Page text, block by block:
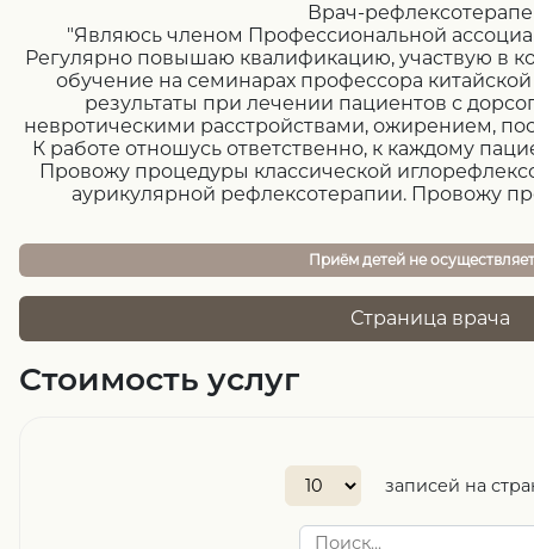
Врач-
"Являюсь членом Профессиональной
Регулярно повышаю квалификацию, участвую в
обучение на семинарах профессора
результаты при лечении пациентов с
невротическими расстройствами, ожирением,
К работе отношусь ответственно, к каждому
Провожу процедуры классической
аурикулярной рефлексотерапии. Провожу
Приём детей не
Страница врача
Стоимость услуг
записей на